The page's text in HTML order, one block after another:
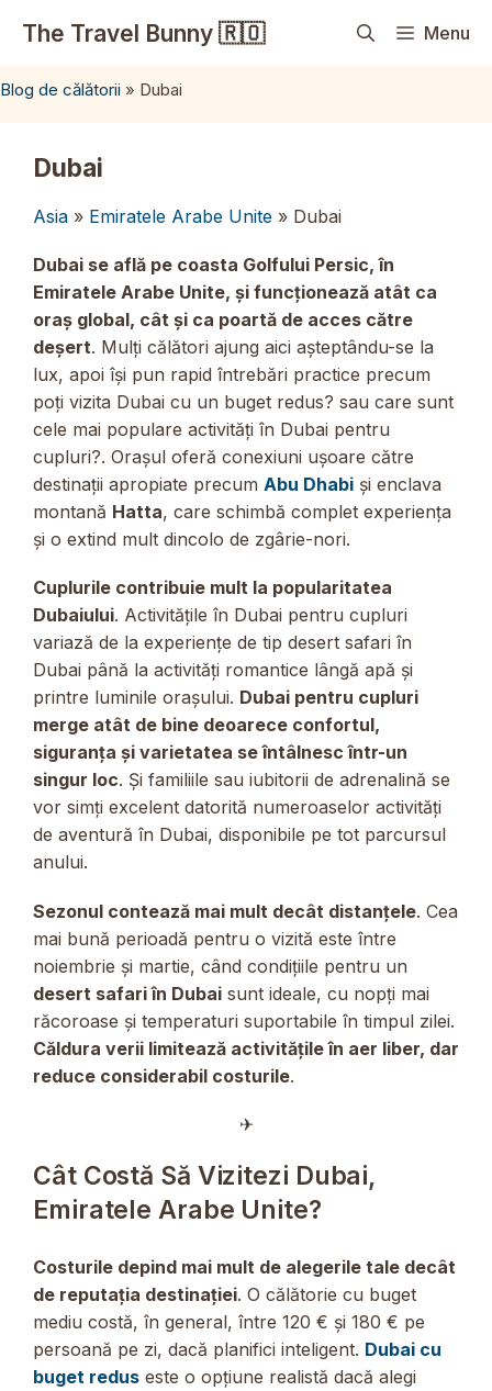
The Travel Bunny 🇷🇴 Menu
Blog de călătorii » Dubai
Dubai
Asia » Emiratele Arabe Unite » Dubai
Dubai se află pe coasta Golfului Persic, în
Emiratele Arabe Unite, și funcționează atât ca
oraș global, cât și ca poartă de acces către
deșert. Mulți călători ajung aici așteptându-se la
lux, apoi își pun rapid întrebări practice precum
poți vizita Dubai cu un buget redus? sau care sunt
cele mai populare activități în Dubai pentru
cupluri?. Orașul oferă conexiuni ușoare către
destinații apropiate precum Abu Dhabi și enclava
montană Hatta, care schimbă complet experiența
și o extind mult dincolo de zgârie-nori.
Cuplurile contribuie mult la popularitatea
Dubaiului. Activitățile în Dubai pentru cupluri
variază de la experiențe de tip desert safari în
Dubai până la activități romantice lângă apă și
printre luminile orașului. Dubai pentru cupluri
merge atât de bine deoarece confortul,
siguranța și varietatea se întâlnesc într-un
singur loc. Și familiile sau iubitorii de adrenalină se
vor simți excelent datorită numeroaselor activități
de aventură în Dubai, disponibile pe tot parcursul
anului.
Sezonul contează mai mult decât distanțele. Cea
mai bună perioadă pentru o vizită este între
noiembrie și martie, când condițiile pentru un
desert safari în Dubai sunt ideale, cu nopți mai
răcoroase și temperaturi suportabile în timpul zilei.
Căldura verii limitează activitățile în aer liber, dar
reduce considerabil costurile.
✈︎
Cât Costă Să Vizitezi Dubai,
Emiratele Arabe Unite?
Costurile depind mai mult de alegerile tale decât
de reputația destinației. O călătorie cu buget
mediu costă, în general, între 120 € și 180 € pe
persoană pe zi, dacă planifici inteligent. Dubai cu
buget redus este o opțiune realistă dacă alegi